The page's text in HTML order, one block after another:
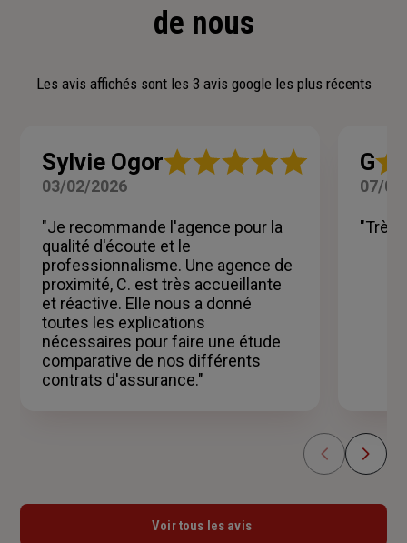
de nous
Les avis affichés sont les 3 avis google les plus récents
Sylvie OgorNote
5
étoiles
03/02/2026
"Je recommande l'agence pour la
qualité d'écoute et le
professionnalisme. Une agence de
proximité, C. est très accueillante
et réactive. Elle nous a donné
toutes les explications
nécessaires pour faire une étude
comparative de nos différents
contrats d'assurance."
GNote
5
5
07/
"Très
Voir tous les avis